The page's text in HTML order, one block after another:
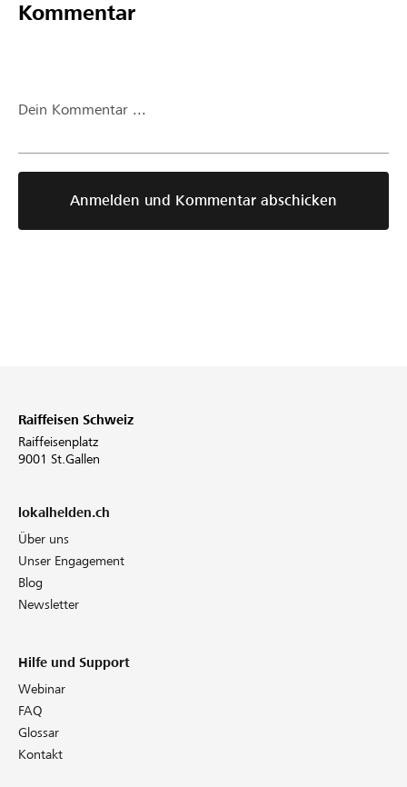
Kommentar
Dein Kommentar ...
Anmelden und Kommentar abschicken
Raiffeisen Schweiz
Raiffeisenplatz
9001 St.Gallen
lokalhelden.ch
Über uns
Unser Engagement
Blog
Newsletter
Hilfe und Support
Webinar
FAQ
Glossar
Kontakt